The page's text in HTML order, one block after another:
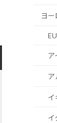
ヨ
EU
ア
ア
イ
イ